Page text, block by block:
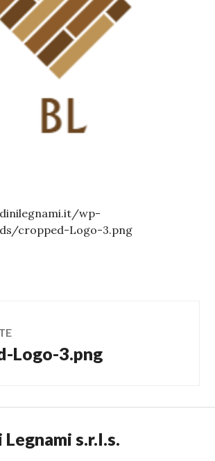
wp-
cropped-Logo-3.png
Logo-3.png
s.r.l.s.